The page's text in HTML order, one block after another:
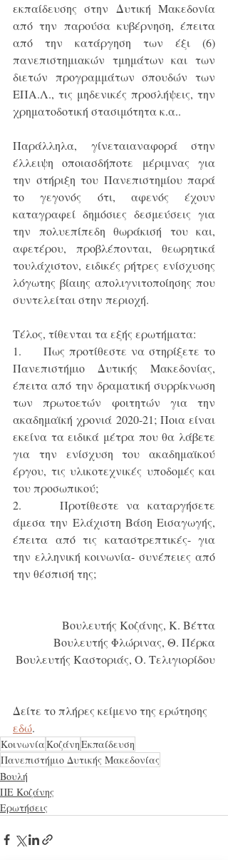
εκπαίδευσης στην Δυτική Μακεδονία
από την παρούσα κυβέρνηση, έπειτα
από την κατάργηση των έξι (6)
πανεπιστημιακών τμημάτων και των
διετών προγραμμάτων σπουδών των
ΕΠΑ.Λ., τις μηδενικές προσλήψεις, την
χρηματοδοτική στασιμότητα κ.α..
Παράλληλα, γίνεταιαναφορά στην
έλλειψη οποιασδήποτε μέριμνας για
την στήριξη του Πανεπιστημίου παρά
το γεγονός ότι, αφενός έχουν
καταγραφεί δημόσιες δεσμεύσεις για
την πολυεπίπεδη θωράκισή του και,
αφετέρου, προβλέπονται, θεωρητικά
τουλάχιστον, ειδικές ρήτρες ενίσχυσης
λόγωτης βίαιης απολιγνιτοποίησης που
συντελείται στην περιοχή.
Τέλος, τίθενται τα εξής ερωτήματα:
1.     Πως προτίθεστε να στηρίξετε το
Πανεπιστήμιο Δυτικής Μακεδονίας,
έπειτα από την δραματική συρρίκνωση
των πρωτοετών φοιτητών για την
ακαδημαϊκή χρονιά 2020-21; Ποια είναι
εκείνα τα ειδικά μέτρα που θα λάβετε
για την ενίσχυση του ακαδημαϊκού
έργου, τις υλικοτεχνικές υποδομές και
του προσωπικού;
2.     Προτίθεστε να καταργήσετε
άμεσα την Ελάχιστη Βάση Εισαγωγής,
έπειτα από τις καταστρεπτικές- για
την ελληνική κοινωνία- συνέπειες από
την θέσπισή της;
Βουλευτής Κοζάνης, Κ. Βέττα
Βουλευτής Φλώρινας, Θ. Πέρκα
Βουλευτής Καστοριάς, Ο. Τελιγιορίδου
Δείτε το πλήρες κείμενο της ερώτησης
εδώ.
ΚοινωνίαΚοζάνηΕκπαίδευση
Πανεπιστήμιο Δυτικής Μακεδονίας
Βουλή
ΠΕ Κοζάνης
Ερωτήσεις